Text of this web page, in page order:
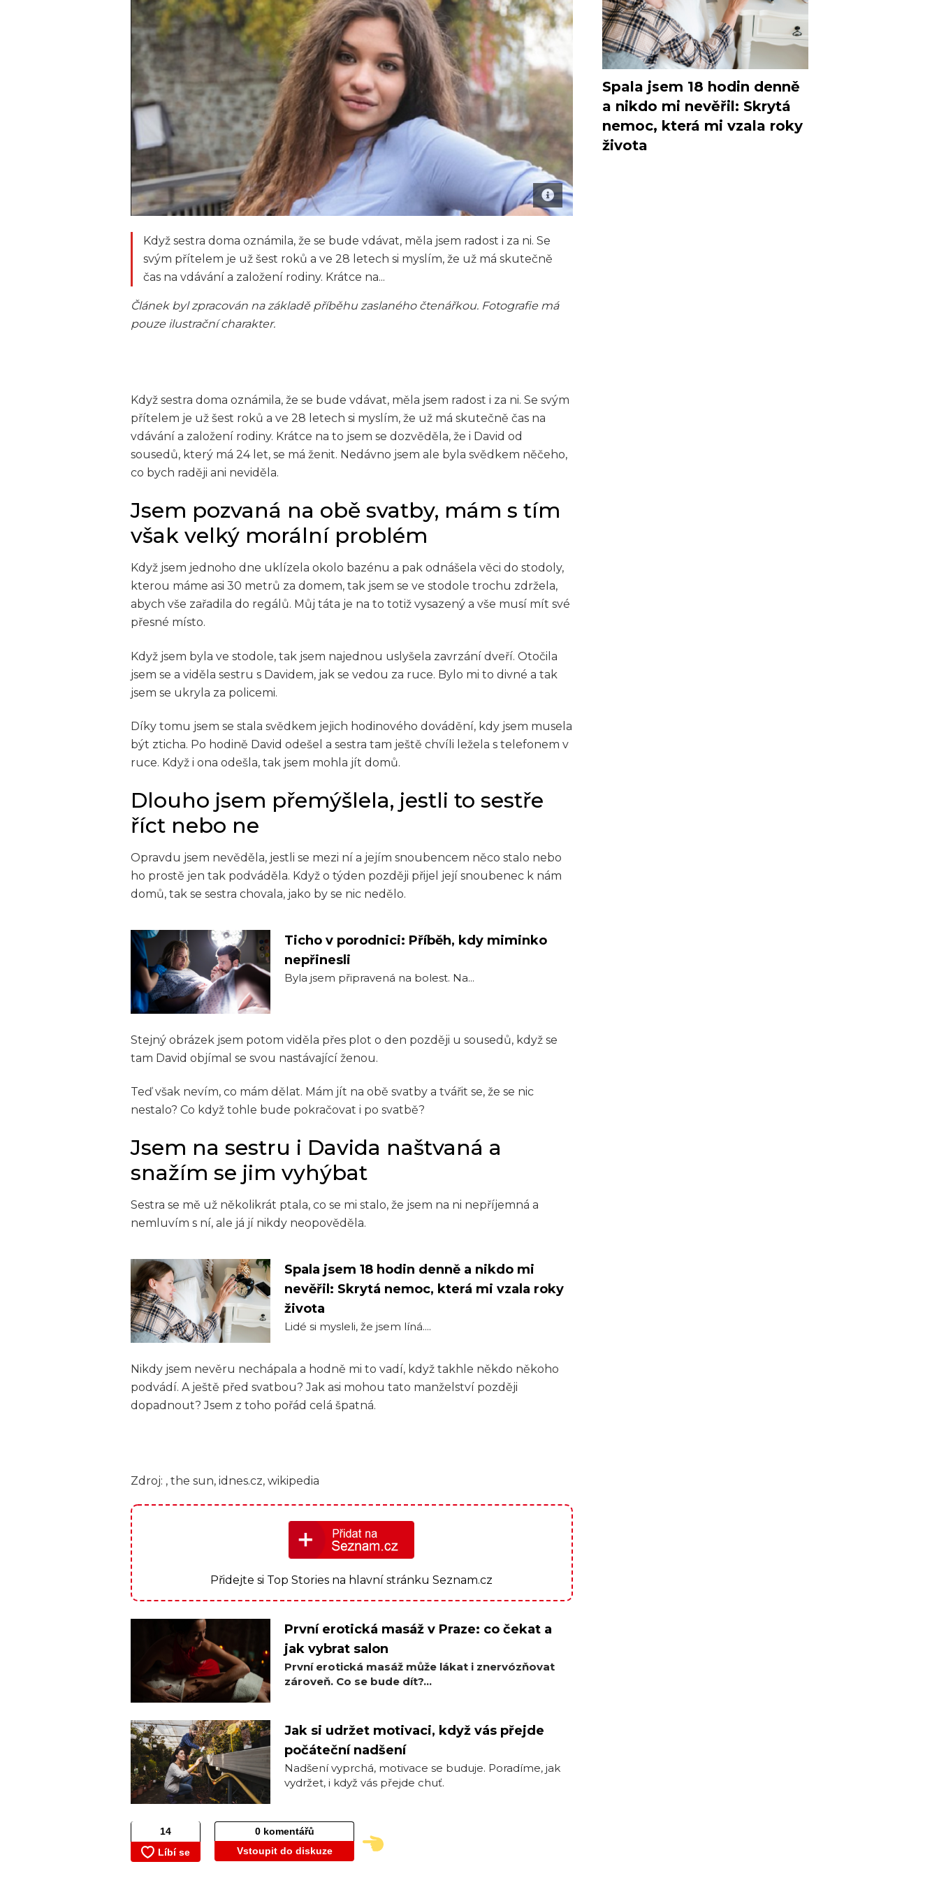
Když sestra doma oznámila, že se bude vdávat, měla jsem radost i za ni. Se
svým přítelem je už šest roků a ve 28 letech si myslím, že už má skutečně
čas na vdávání a založení rodiny. Krátce na...
Článek byl zpracován na základě příběhu zaslaného čtenářkou. Fotografie má
pouze ilustrační charakter.
Když sestra doma oznámila, že se bude vdávat, měla jsem radost i za ni. Se svým
přítelem je už šest roků a ve 28 letech si myslím, že už má skutečně čas na
vdávání a založení rodiny. Krátce na to jsem se dozvěděla, že i David od
sousedů, který má 24 let, se má ženit. Nedávno jsem ale byla svědkem něčeho,
co bych raději ani neviděla.
Jsem pozvaná na obě svatby, mám s tím
však velký morální problém
Když jsem jednoho dne uklízela okolo bazénu a pak odnášela věci do stodoly,
kterou máme asi 30 metrů za domem, tak jsem se ve stodole trochu zdržela,
abych vše zařadila do regálů. Můj táta je na to totiž vysazený a vše musí mít své
přesné místo.
Když jsem byla ve stodole, tak jsem najednou uslyšela zavrzání dveří. Otočila
jsem se a viděla sestru s Davidem, jak se vedou za ruce. Bylo mi to divné a tak
jsem se ukryla za policemi.
Díky tomu jsem se stala svědkem jejich hodinového dovádění, kdy jsem musela
být zticha. Po hodině David odešel a sestra tam ještě chvíli ležela s telefonem v
ruce. Když i ona odešla, tak jsem mohla jít domů.
Dlouho jsem přemýšlela, jestli to sestře
říct nebo ne
Opravdu jsem nevěděla, jestli se mezi ní a jejím snoubencem něco stalo nebo
ho prostě jen tak podváděla. Když o týden později přijel její snoubenec k nám
domů, tak se sestra chovala, jako by se nic nedělo.
Ticho v porodnici: Příběh, kdy miminko
nepřinesli
Byla jsem připravená na bolest. Na...
Stejný obrázek jsem potom viděla přes plot o den později u sousedů, když se
tam David objímal se svou nastávající ženou.
Teď však nevím, co mám dělat. Mám jít na obě svatby a tvářit se, že se nic
nestalo? Co když tohle bude pokračovat i po svatbě?
Jsem na sestru i Davida naštvaná a
snažím se jim vyhýbat
Sestra se mě už několikrát ptala, co se mi stalo, že jsem na ni nepříjemná a
nemluvím s ní, ale já jí nikdy neopověděla.
Spala jsem 18 hodin denně a nikdo mi
nevěřil: Skrytá nemoc, která mi vzala roky
života
Lidé si mysleli, že jsem líná....
Nikdy jsem nevěru nechápala a hodně mi to vadí, když takhle někdo někoho
podvádí. A ještě před svatbou? Jak asi mohou tato manželství později
dopadnout? Jsem z toho pořád celá špatná.
Zdroj: , the sun, idnes.cz, wikipedia
Přidejte si Top Stories na hlavní stránku Seznam.cz
První erotická masáž v Praze: co čekat a
jak vybrat salon
První erotická masáž může lákat i znervózňovat
zároveň. Co se bude dít?...
Jak si udržet motivaci, když vás přejde
počáteční nadšení
Nadšení vyprchá, motivace se buduje. Poradíme, jak
vydržet, i když vás přejde chuť.
0 komentářů
Vstoupit do diskuze
Spala jsem 18 hodin denně
a nikdo mi nevěřil: Skrytá
nemoc, která mi vzala roky
života